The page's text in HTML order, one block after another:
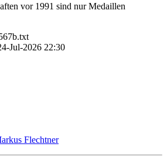
vor 1991 sind nur Medaillen
Jul-2026 22:30
Flechtner